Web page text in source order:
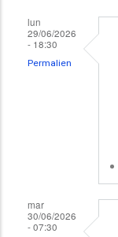
lun
29/06/2026
- 18:30
Permalien
mar
30/06/2026
- 07:30